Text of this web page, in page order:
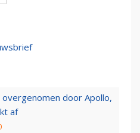
door Apollo,
af